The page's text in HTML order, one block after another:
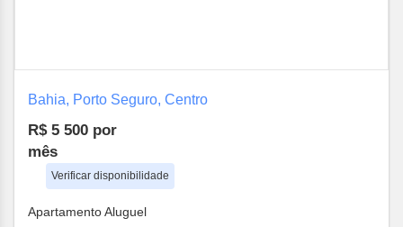
Bahia, Porto Seguro, Centro
R$ 5 500 por
mês
Verificar disponibilidade
Apartamento Aluguel